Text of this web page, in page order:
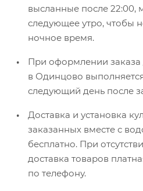
высланные после 22:00,
следующее утро, чтобы
ночное время.
При оформлении заказа
в Одинцово
следующий день после
Доставка и установка
заказанных вместе с
бесплатно. При
доставка товаров
по телефону.